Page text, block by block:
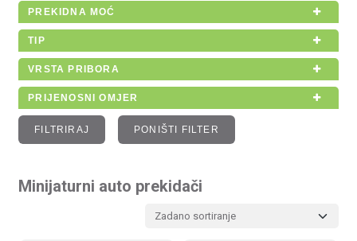
PREKIDNA MOĆ
TIP
VRSTA PRIBORA
PRIJENOSNI OMJER
FILTRIRAJ PONIŠTI FILTER
Minijaturni auto prekidači